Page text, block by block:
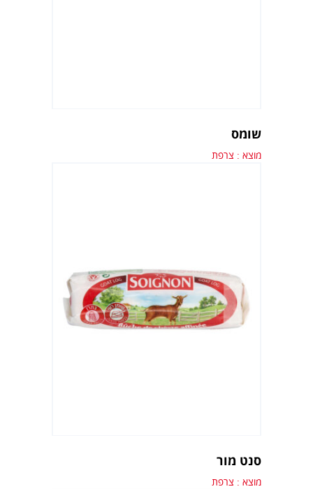
שומס
מוצא : צרפת
סנט מור
מוצא : צרפת